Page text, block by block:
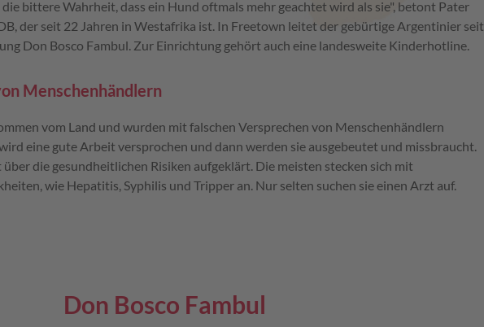
bittere Wahrheit, dass ein Hund oftmals mehr geachtet wird als sie", betont Pater
der seit 22 Jahren in Westafrika ist. In Freetown leitet der gebürtige Argentinier seit
Don Bosco Fambul. Zur Einrichtung gehört auch eine landesweite Kinderhotline.
Menschenhändlern
vom Land und wurden mit falschen Versprechen von Menschenhändlern
eine gute Arbeit versprochen und dann werden sie ausgebeutet und missbraucht.
die gesundheitlichen Risiken aufgeklärt. Die meisten stecken sich mit
wie Hepatitis, Syphilis und Tripper an. Nur selten suchen sie einen Arzt auf.
Don Bosco Fambul